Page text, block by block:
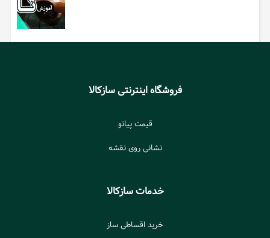
فروشگاه اینترنتی سازکالا
قیمت پیانو
نشانی روی نقشه
خدمات سازکالا
خرید اقساطی ساز